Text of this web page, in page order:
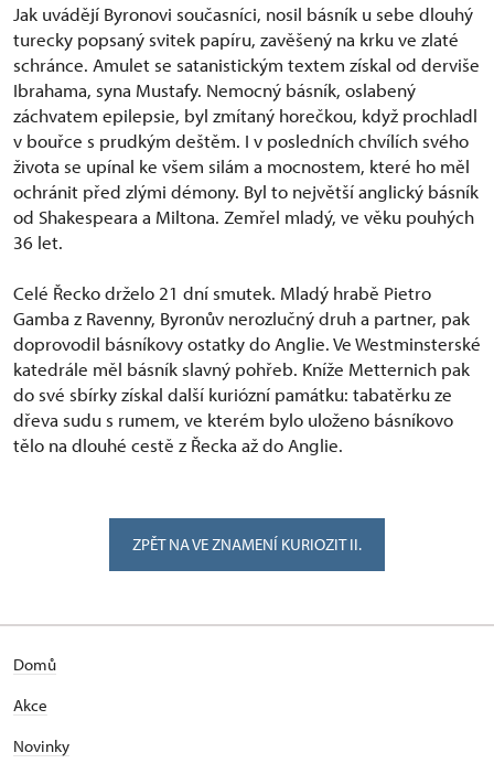
Jak uvádějí Byronovi současníci, nosil básník u sebe dlouhý
turecky popsaný svitek papíru, zavěšený na krku ve zlaté
schránce. Amulet se satanistickým textem získal od derviše
Ibrahama, syna Mustafy. Nemocný básník, oslabený
záchvatem epilepsie, byl zmítaný horečkou, když prochladl
v bouřce s prudkým deštěm. I v posledních chvílích svého
života se upínal ke všem silám a mocnostem, které ho měl
ochránit před zlými démony. Byl to největší anglický básník
od Shakespeara a Miltona. Zemřel mladý, ve věku pouhých
36 let.
Celé Řecko drželo 21 dní smutek. Mladý hrabě Pietro
Gamba z Ravenny, Byronův nerozlučný druh a partner, pak
doprovodil básníkovy ostatky do Anglie. Ve Westminsterské
katedrále měl básník slavný pohřeb. Kníže Metternich pak
do své sbírky získal další kuriózní památku: tabatěrku ze
dřeva sudu s rumem, ve kterém bylo uloženo básníkovo
tělo na dlouhé cestě z Řecka až do Anglie.
ZPĚT NA VE ZNAMENÍ KURIOZIT II.
Domů
Akce
Novinky